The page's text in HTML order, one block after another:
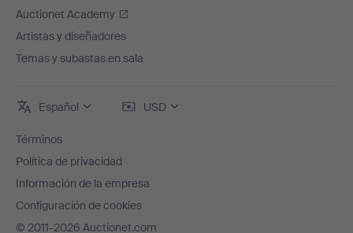
Auctionet Academy
Artistas y diseñadores
Temas y subastas en sala
Español USD
Términos
Política de privacidad
Información de la empresa
Configuración de cookies
© 2011-2026 Auctionet.com